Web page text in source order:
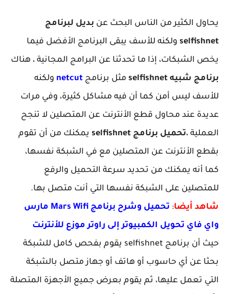
يحاول الكثير من الناس البحث عن بديل لبرنامج
selfishnet ولكنه للأسف يبقى البرنامج الأفضل فيما
يخص الشبكات، إذا ما تحدثنا عن البرامج المجانية ، هناك
برنامج شبيه selfishnet
مثل برنامج netcut ولكنه
للأسف ليس أمن كما أن فيه مشاكل كثيرة، وفي مرات
عديدة عند محاول قطع الأنترنت عن المتصلين لا تنجح
العملية ،تحميل برنامج selfishnet
يمكنك من أن تقوم
بقطع الأنترنت عن المتصلين مع في الشبكة نفسها،
كما أنه يمكنك من تحديد سرعة التحميل والرفع
للمتصلين على الشبكة نفسها التي أنت متصل بها.
شاهد أيضا:
تحميل وشرح برنامج Mars Wifi مارس
واي فاي تحويل الكمبيوتر إلى راوتر موزع للأنترنت
حيث أن برنامج selfishnet يقوم بفحص كامل للشبكة
بحثا عن أي حاسوب أو هاتف أو جهاز متصل بالشبكة
التي تعمل عليها، ثم يقوم بعرض جميع الأجهزة المتصلة